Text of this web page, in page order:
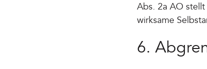
Abs. 2a AO
wirksame
6.